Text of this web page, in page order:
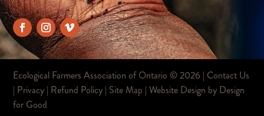
Ecological Farmers Association of Ontario ©2026 | Contact Us
| Privacy | Refund Policy | Site Map | Website Design by Design
for Good